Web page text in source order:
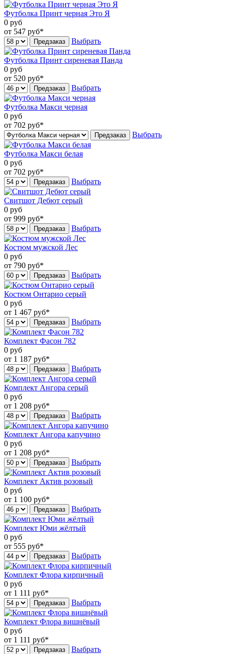
Футболка Принт черная Это Я
0 руб
от 547 руб*
Предзаказ Выбрать
Футболка Принт сиреневая Панда
0 руб
от 520 руб*
Предзаказ Выбрать
Футболка Макси черная
0 руб
от 702 руб*
Предзаказ Выбрать
Футболка Макси белая
0 руб
от 702 руб*
Предзаказ Выбрать
Свитшот Дебют серый
0 руб
от 999 руб*
Предзаказ Выбрать
Костюм мужской Лес
0 руб
от 790 руб*
Предзаказ Выбрать
Костюм Онтарио серый
0 руб
от 1 467 руб*
Предзаказ Выбрать
Комплект Фасон 782
0 руб
от 1 187 руб*
Предзаказ Выбрать
Комплект Ангора серый
0 руб
от 1 208 руб*
Предзаказ Выбрать
Комплект Ангора капучино
0 руб
от 1 208 руб*
Предзаказ Выбрать
Комплект Актив розовый
0 руб
от 1 100 руб*
Предзаказ Выбрать
Комплект Юми жёлтый
0 руб
от 555 руб*
Предзаказ Выбрать
Комплект Флора кирпичный
0 руб
от 1 111 руб*
Предзаказ Выбрать
Комплект Флора вишнёвый
0 руб
от 1 111 руб*
Предзаказ Выбрать